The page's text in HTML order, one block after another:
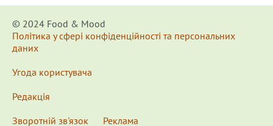
© 2024 Food & Мood
Політика у сфері конфіденційності та персональних
даних
Угода користувача
Редакція
Зворотній зв'язок
Реклама